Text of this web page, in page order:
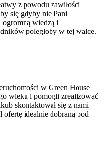
z powodu zawiłości
się gdyby nie Pani
ogromną wiedzą i
poległoby w tej walce.
w Green House
wieku i pomogli zrealizować
skontaktował się z nami
ofertę idealnie dobraną pod